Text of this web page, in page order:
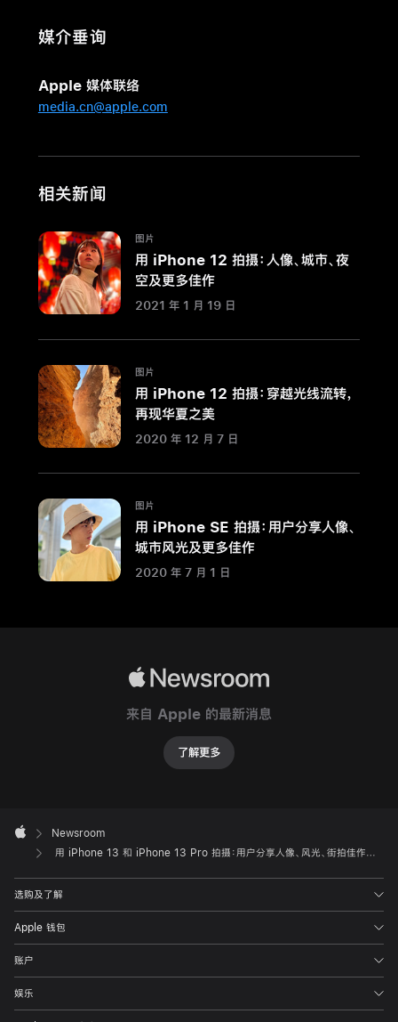
13
iPhone
13
拍
用
分
享
人
像、
街
拍
佳
作
影
效
果
iPhone
13
Pro，
iPhone
及
mini
媒介垂询
Apple 媒体联络
media.cn@apple.com
相关新闻
图片
用 iPhone 12 拍摄：人像、城市、夜
空及更多佳作
2021 年 1 月 19 日
图片
用 iPhone 12 拍摄：穿越光线流转，
再现华夏之美
2020 年 12 月 7 日
图片
用 iPhone SE 拍摄：用户分享人像、
城市风光及更多佳作
2020 年 7 月 1 日
来自 Apple 的最新消息
了解更多
Footer

Apple
Newsroom
用 iPhone 13 和 iPhone 13 Pro 拍摄：用户分享人像、风光、街拍佳作及电影效果视频
选购及了解
Apple 钱包
账户
娱乐